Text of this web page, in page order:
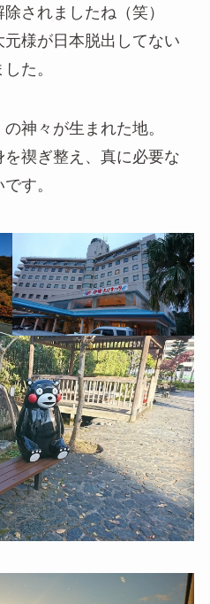
されましたね（笑）
様が日本脱出してない
た。
神々が生まれた地。
禊ぎ整え、真に必要な
す。